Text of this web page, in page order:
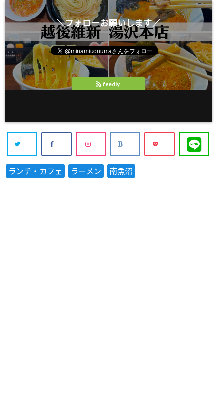
＼フォローお願いします／
feedly
ランチ・カフェ ラーメン 南魚沼